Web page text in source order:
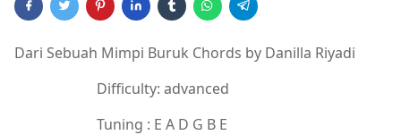
Dari Sebuah Mimpi Buruk Chords by Danilla Riyadi
Difficulty: advanced
Tuning : E A D G B E